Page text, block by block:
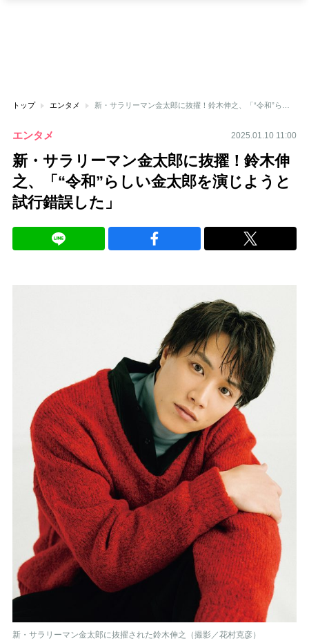
トップ エンタメ
エンタメ 2025.01.10 11:00
新・サラリーマン金太郎に抜擢！鈴木伸
之、「“令和”らしい金太郎を演じようと
試行錯誤した」
新・サラリーマン金太郎に抜擢された鈴木伸之（撮影／花村克彦）